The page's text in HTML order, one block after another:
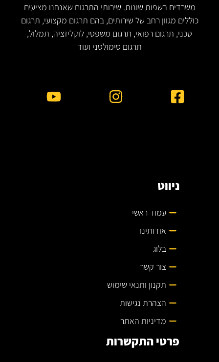
משרדים בשפות שונות. שירותי התרגום שאנחנו מציעים
כוללים מגוון רחב של שירותים, בהם תרגום מקצועי, תרגום
טכני, תרגום רפואי, תרגום משפטי, לוקליזציה, תמלול,
תרגום סימולטני ועוד
ניווט
עמוד ראשי
אודותינו
בלוג
צור קשר
תקנון ותנאי שימוש
הצהרת נגישות
מדיניות האתר
פרטי התקשרות